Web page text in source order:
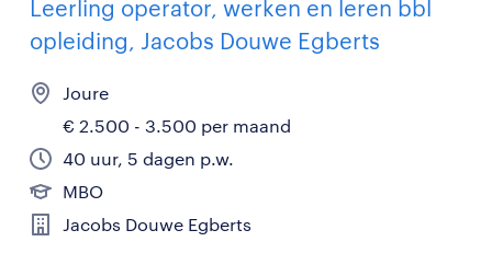
Leerling operator, werken en leren bbl
opleiding, Jacobs Douwe Egberts
Joure
€ 2.500 - 3.500 per maand
40 uur, 5 dagen p.w.
MBO
Jacobs Douwe Egberts